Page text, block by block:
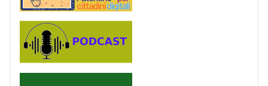
Podcast
PagoinRete